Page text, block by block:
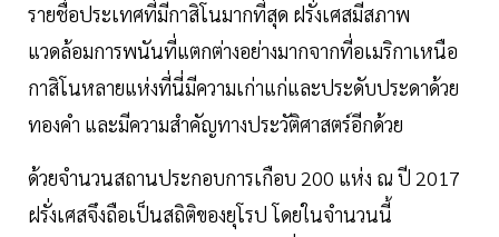
รายชื่อประเทศที่มีกาสิโนมากที่สุด ฝรั่งเศสมีสภาพ
แวดล้อมการพนันที่แตกต่างอย่างมากจากที่อเมริกาเหนือ
กาสิโนหลายแห่งที่นี่มีความเก่าแก่และประดับประดาด้วย
ทองคำ และมีความสำคัญทางประวัติศาสตร์อีกด้วย
ด้วยจำนวนสถานประกอบการเกือบ 200 แห่ง ณ ปี 2017
ฝรั่งเศสจึงถือเป็นสถิติของยุโรป โดยในจำนวนนี้